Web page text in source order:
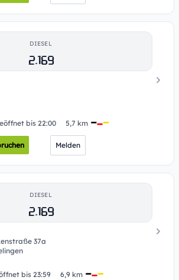
DIESEL
2.169
bis 22:00 5,7 km
Melden
DIESEL
2.169
37a
bis 23:59 6,9 km